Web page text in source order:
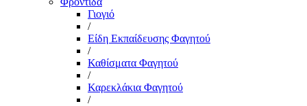
Γιογιό
/
Είδη Εκπαίδευσης Φαγητού
/
Καθίσματα Φαγητού
/
Καρεκλάκια Φαγητού
/